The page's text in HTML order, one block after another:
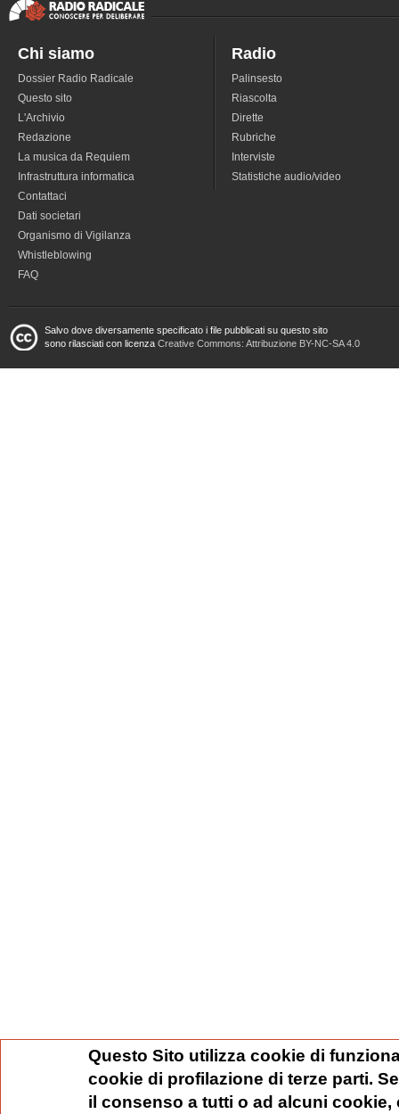
Chi siamo
Dossier Radio Radicale
Questo sito
L'Archivio
Redazione
La musica da Requiem
Infrastruttura informatica
Contattaci
Dati societari
Organismo di Vigilanza
Whistleblowing
FAQ
Radio
Palinsesto
Riascolta
Dirette
Rubriche
Interviste
Statistiche audio/video
Salvo dove diversamente specificato i file pubblicati su questo sito
sono rilasciati con licenza Creative Commons: Attribuzione BY-NC-SA 4.0
Questo Sito utilizza cookie di
cookie di profilazione di terze parti.
il consenso a tutti o ad alcuni